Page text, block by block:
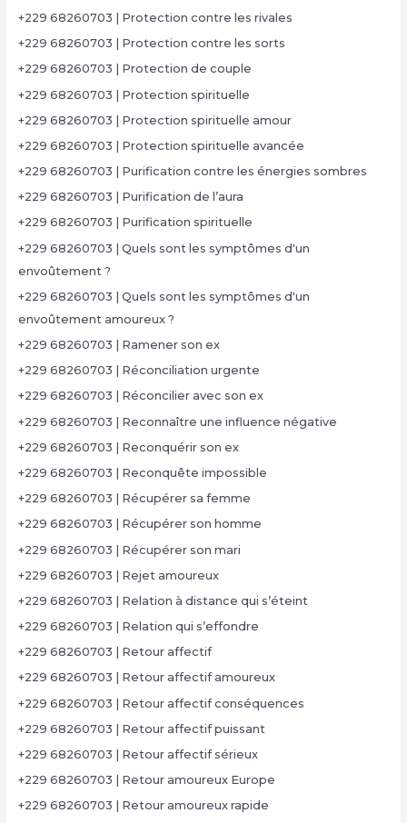
+229 68260703 | Protection contre les rivales
+229 68260703 | Protection contre les sorts
+229 68260703 | Protection de couple
+229 68260703 | Protection spirituelle
+229 68260703 | Protection spirituelle amour
+229 68260703 | Protection spirituelle avancée
+229 68260703 | Purification contre les énergies sombres
+229 68260703 | Purification de l’aura
+229 68260703 | Purification spirituelle
+229 68260703 | Quels sont les symptômes d'un
envoûtement ?
+229 68260703 | Quels sont les symptômes d'un
envoûtement amoureux ?
+229 68260703 | Ramener son ex
+229 68260703 | Réconciliation urgente
+229 68260703 | Réconcilier avec son ex
+229 68260703 | Reconnaître une influence négative
+229 68260703 | Reconquérir son ex
+229 68260703 | Reconquête impossible
+229 68260703 | Récupérer sa femme
+229 68260703 | Récupérer son homme
+229 68260703 | Récupérer son mari
+229 68260703 | Rejet amoureux
+229 68260703 | Relation à distance qui s’éteint
+229 68260703 | Relation qui s’effondre
+229 68260703 | Retour affectif
+229 68260703 | Retour affectif amoureux
+229 68260703 | Retour affectif conséquences
+229 68260703 | Retour affectif puissant
+229 68260703 | Retour affectif sérieux
+229 68260703 | Retour amoureux Europe
+229 68260703 | Retour amoureux rapide